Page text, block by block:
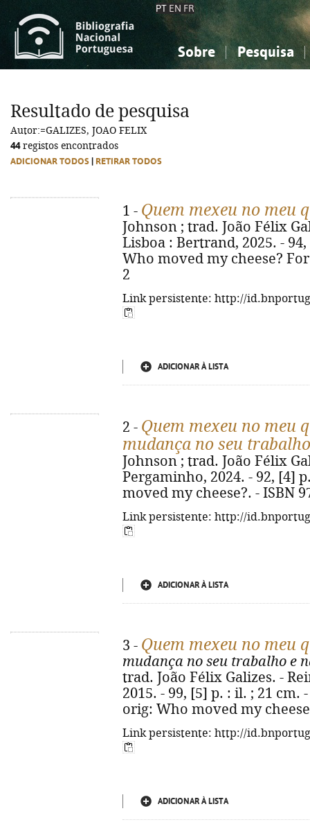
PT EN FR
Sobre Pesquisa
Ciências sociais...
Ciências sociais...
Resultado de pesquisa
Autor:=GALIZES, JOAO FELIX
44registos encontrados
ADICIONAR TODOS RETIRAR TODOS
1 - Quem mexeu no meu
Johnson ; trad. João Félix
Lisboa : Bertrand, 2025. -
Who moved my cheese? For
2
Link persistente: http://
ADICIONAR À LISTA
2 - Quem mexeu no meu
mudança no seu
Johnson ; trad. João Félix
Pergaminho, 2024. - 92, [4]
moved my cheese?. - ISBN
Link persistente: http://
ADICIONAR À LISTA
3 - Quem mexeu no meu
mudança no seu trabalho e
trad. João Félix Galizes. -
2015. - 99, [5] p. : il. ; 21
orig: Who moved my
Link persistente: http://
ADICIONAR À LISTA